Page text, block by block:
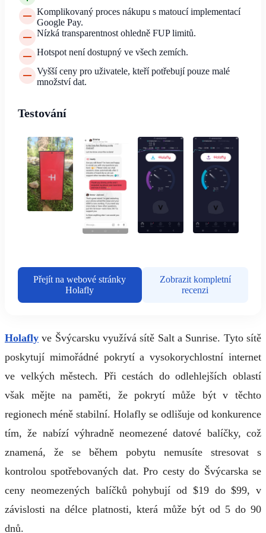
Komplikovaný proces nákupu s matoucí implementací
Google Pay.
Nízká transparentnost ohledně FUP limitů.
Hotspot není dostupný ve všech zemích.
Vyšší ceny pro uživatele, kteří potřebují pouze malé
množství dat.
Testování
Přejít na webové stránky
Holafly
Zobrazit kompletní
recenzi
Holafly ve Švýcarsku využívá sítě Salt a Sunrise. Tyto sítě
poskytují mimořádné pokrytí a vysokorychlostní internet
ve velkých městech. Při cestách do odlehlejších oblastí
však mějte na paměti, že pokrytí může být v těchto
regionech méně stabilní. Holafly se odlišuje od konkurence
tím, že nabízí výhradně neomezené datové balíčky, což
znamená, že se během pobytu nemusíte stresovat s
kontrolou spotřebovaných dat. Pro cesty do Švýcarska se
ceny neomezených balíčků pohybují od $19 do $99, v
závislosti na délce platnosti, která může být od 5 do 90
dnů.